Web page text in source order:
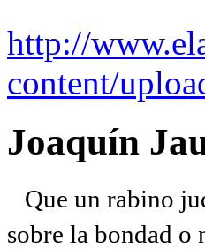
http://
content/
Joaquín
Que un rabino
sobre la bondad o